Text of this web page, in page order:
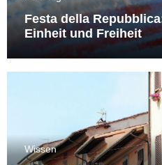
Festa della
Einheit und Freiheit
Wissen